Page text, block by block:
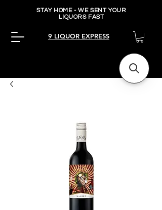
STAY HOME - WE SENT YOUR
LIQUORS FAST
9 LIQUOR EXPRESS